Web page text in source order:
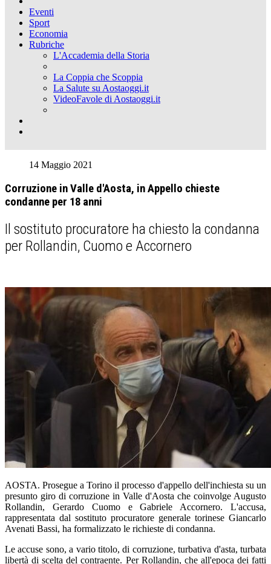
Eventi
Sport
Economia
Rubriche
L'Accademia della Storia
La Coppia che Scoppia
La Salute su Aostaoggi.it
VideoFavole di Aostaoggi.it
14 Maggio 2021
Corruzione in Valle d'Aosta, in Appello chieste
condanne per 18 anni
Il sostituto procuratore ha chiesto la condanna
per Rollandin, Cuomo e Accornero
AOSTA. Prosegue a Torino il processo d'appello dell'inchiesta su un
presunto giro di corruzione in Valle d'Aosta che coinvolge Augusto
Rollandin, Gerardo Cuomo e Gabriele Accornero. L'accusa,
rappresentata dal sostituto procuratore generale torinese Giancarlo
Avenati Bassi, ha formalizzato le richieste di condanna.
Le accuse sono, a vario titolo, di corruzione, turbativa d'asta, turbata
libertà di scelta del contraente. Per Rollandin, che all'epoca dei fatti